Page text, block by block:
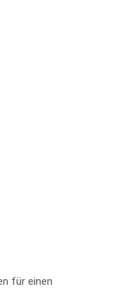
für einen